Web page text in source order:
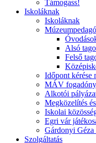
Támogass!
Iskoláknak
Iskoláknak
Alsó
Felső
Időpont kérése
MÁV
Alkotói
Megközelítés
Iskolai
Egri vár
Gárdonyi Géza
Szolgáltatás